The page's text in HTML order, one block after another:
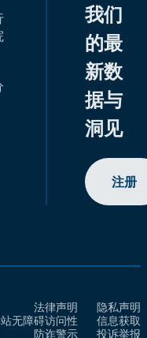
我们
的最
新数
据与
洞见
注册
法律声明
隐私声明
无障碍访问性
信息获取
防诈警示
投诉举报